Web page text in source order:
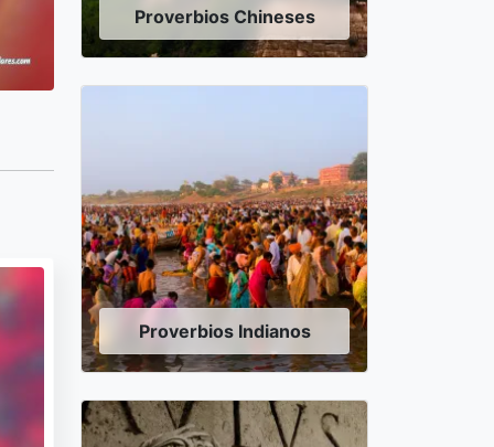
Proverbios Chineses
Proverbios Indianos